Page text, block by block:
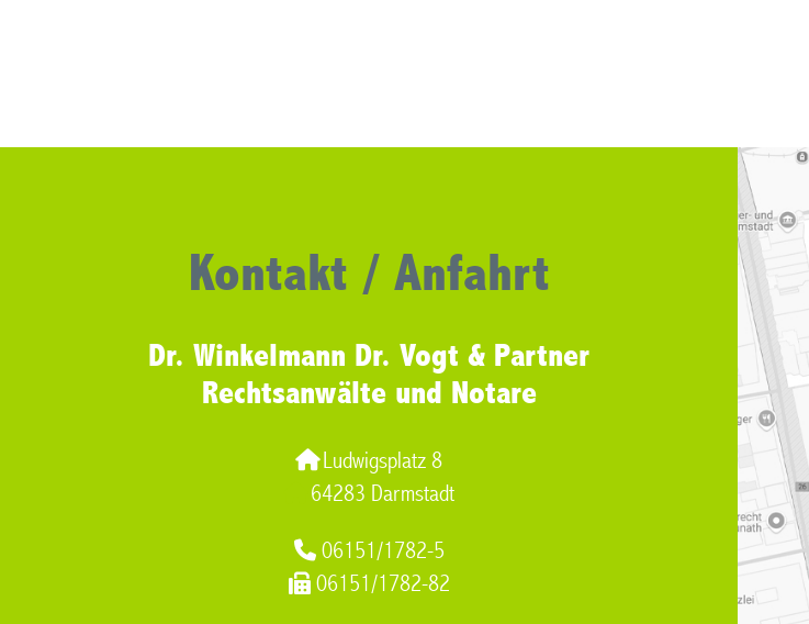
Kontakt / Anfahrt
Dr. Winkelmann Dr. Vogt & Partner
Rechtsanwälte und Notare
Ludwigsplatz 8
64283 Darmstadt
06151/1782-5
06151/1782-82